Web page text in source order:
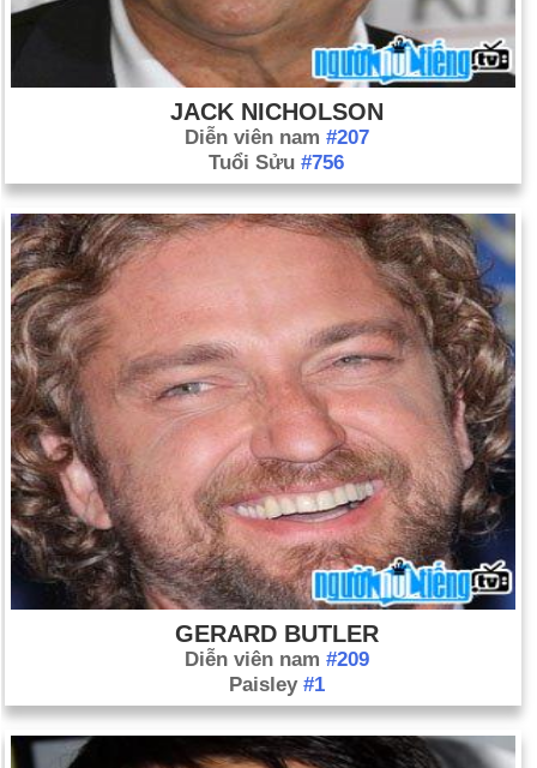
JACK NICHOLSON
Diễn viên nam #207
Tuổi Sửu #756
GERARD BUTLER
Diễn viên nam #209
Paisley #1